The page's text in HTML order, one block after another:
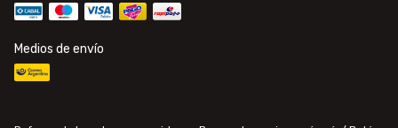
Medios de envío